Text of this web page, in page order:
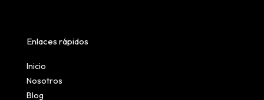
Enlaces rápidos
Inicio
Nosotros
Blog